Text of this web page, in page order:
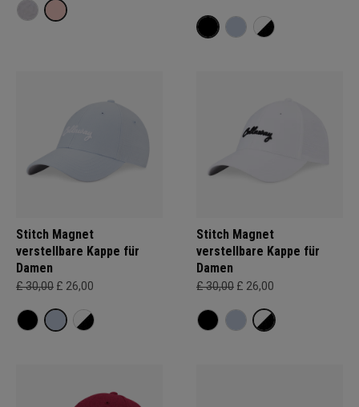
Stitch Magnet
verstellbare Kappe für
Damen
£ 30,00 £ 26,00
Stitch Magnet
verstellbare Kappe für
Damen
£ 30,00 £ 26,00